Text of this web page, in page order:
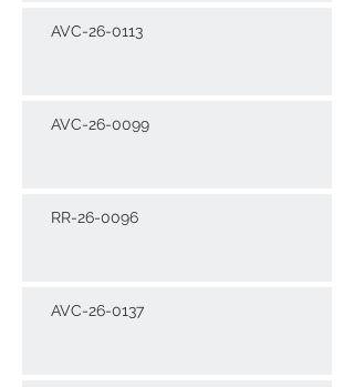
AVC-26-0113
AVC-26-0099
RR-26-0096
AVC-26-0137